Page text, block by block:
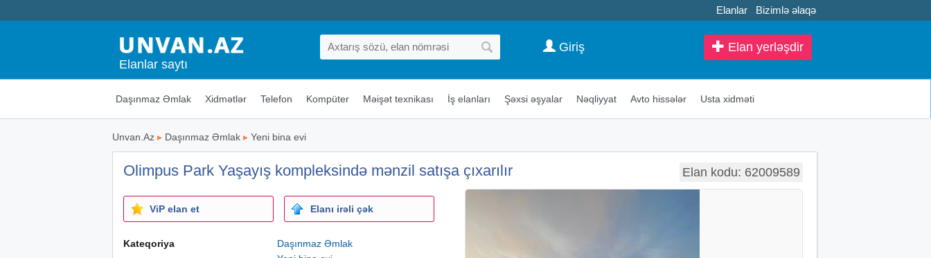
Elanlar Bizimlə əlaqə
Elanlar saytı
Elan yerləşdir
Giriş
Daşınmaz Əmlak Xidmətlər Telefon Kompüter Məişət texnikası İş elanları Şəxsi əşyalar Nəqliyyat Avto hissələr Usta xidməti
Unvan.Az ▸ Daşınmaz Əmlak ▸ Yeni bina evi
Olimpus Park Yaşayış kompleksində mənzil satışa çıxarılır Elan kodu: 62009589
ViP elan et Elanı irəli çək
Kateqoriya
Daşınmaz Əmlak